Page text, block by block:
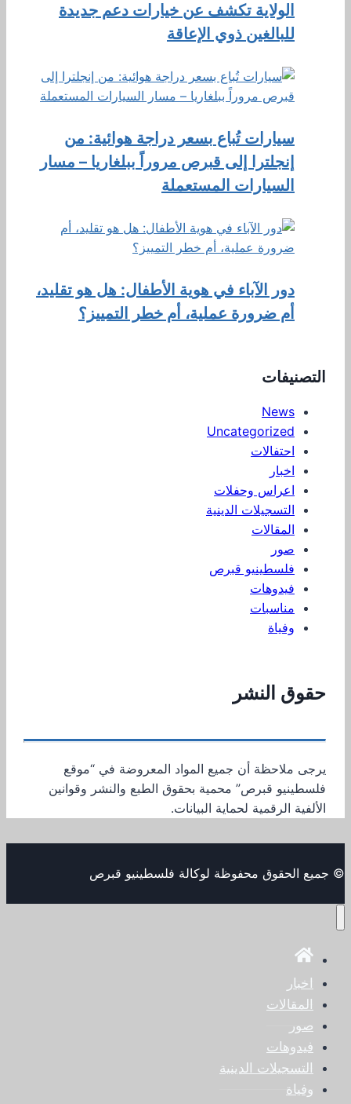
الولاية تكشف عن خيارات دعم جديدة
للبالغين ذوي الإعاقة
سيارات تُباع بسعر دراجة هوائية: من
إنجلترا إلى قبرص مروراً ببلغاريا – مسار
السيارات المستعملة
دور الآباء في هوية الأطفال: هل هو تقليد،
أم ضرورة عملية، أم خطر التمييز؟
التصنيفات
News
Uncategorized
احتفالات
اخبار
اعراس وحفلات
التسجيلات الدينية
المقالات
صور
فلسطينيو قبرص
فيدوهات
مناسبات
وفياة
حقوق النشر
يرجى ملاحظة أن جميع المواد المعروضة في “موقع
فلسطينيو قبرص” محمية بحقوق الطبع والنشر وقوانين
الألفية الرقمية لحماية البيانات.
© جميع الحقوق محفوظة لوكالة فلسطينيو قبرص
اخبار
المقالات
صور
فيدوهات
التسجيلات الدينية
وفياة